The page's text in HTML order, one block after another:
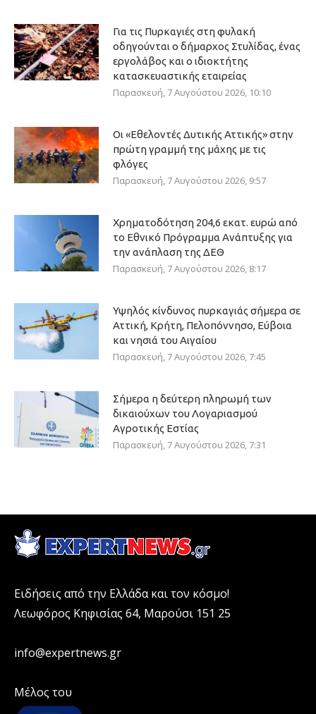
Για τις Πυρκαγιές στη φυλακή
οδηγούνται ο δήμαρχος Στυλίδας, ένας
εργολάβος και ο ιδιοκτήτης
κατασκευαστικής εταιρείας
Παρασκευή, 7 Αυγούστου 2026, 10:10
Οι «Εθελοντές Δυτικής Αττικής» στην
πρώτη γραμμή της μάχης με τις
φλόγες
Παρασκευή, 7 Αυγούστου 2026, 9:57
Χρηματοδότηση 204,6 εκατ. ευρώ από
το Εθνικό Πρόγραμμα Ανάπτυξης για
την ανάπλαση της ΔΕΘ
Παρασκευή, 7 Αυγούστου 2026, 8:17
Υψηλός κίνδυνος πυρκαγιάς σήμερα σε
Αττική, Κρήτη, Πελοπόννησο, Εύβοια
και νησιά του Αιγαίου
Παρασκευή, 7 Αυγούστου 2026, 7:45
Σήμερα η δεύτερη πληρωμή των
δικαιούχων του Λογαριασμού
Αγροτικής Εστίας
Παρασκευή, 7 Αυγούστου 2026, 7:31
Ειδήσεις από την Ελλάδα και τον κόσμο!
Λεωφόρος Κηφισίας 64, Μαρούσι 151 25
info@expertnews.gr
Μέλος του